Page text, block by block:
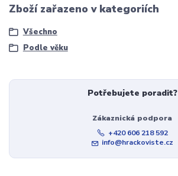
Zboží zařazeno v kategoriích
Všechno
Podle věku
Potřebujete poradit?
Zákaznická podpora
+420 606 218 592
info@hrackoviste.cz